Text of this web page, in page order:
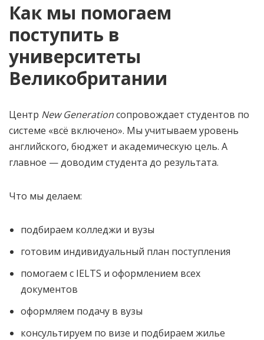
Как мы помогаем
поступить в
университеты
Великобритании
Центр New Generationсопровождает студентов по
системе «всё включено». Мы учитываем уровень
английского, бюджет и академическую цель. А
главное — доводим студента до результата.
Что мы делаем:
подбираем колледжи и вузы
готовим индивидуальный план поступления
помогаем с IELTS и оформлением всех
документов
оформляем подачу в вузы
консультируем по визе и подбираем жилье